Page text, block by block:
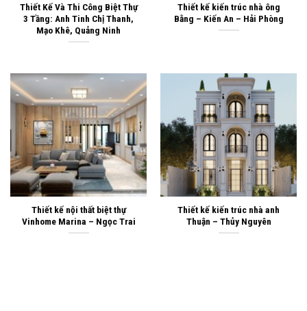
Thiết Kế Và Thi Công Biệt Thự
3 Tầng: Anh Tinh Chị Thanh,
Mạo Khê, Quảng Ninh
Thiết kế kiến trúc nhà ông
Bằng – Kiến An – Hải Phòng
Thiết kế nội thất biệt thự
Vinhome Marina – Ngọc Trai
Thiết kế kiến trúc nhà anh
Thuận – Thủy Nguyên